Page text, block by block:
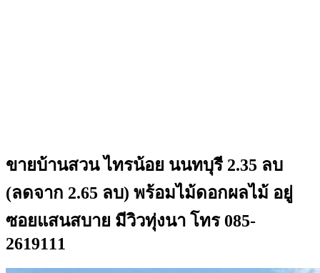
ขายบ้านสวน ไทรน้อย นนทบุรี 2.35 ลบ
(ลดจาก 2.65 ลบ) พร้อมไม้ดอกผลไม้ อยู่
ซอยแสนสบาย มีวิวทุ่งนา โทร 085-
2619111